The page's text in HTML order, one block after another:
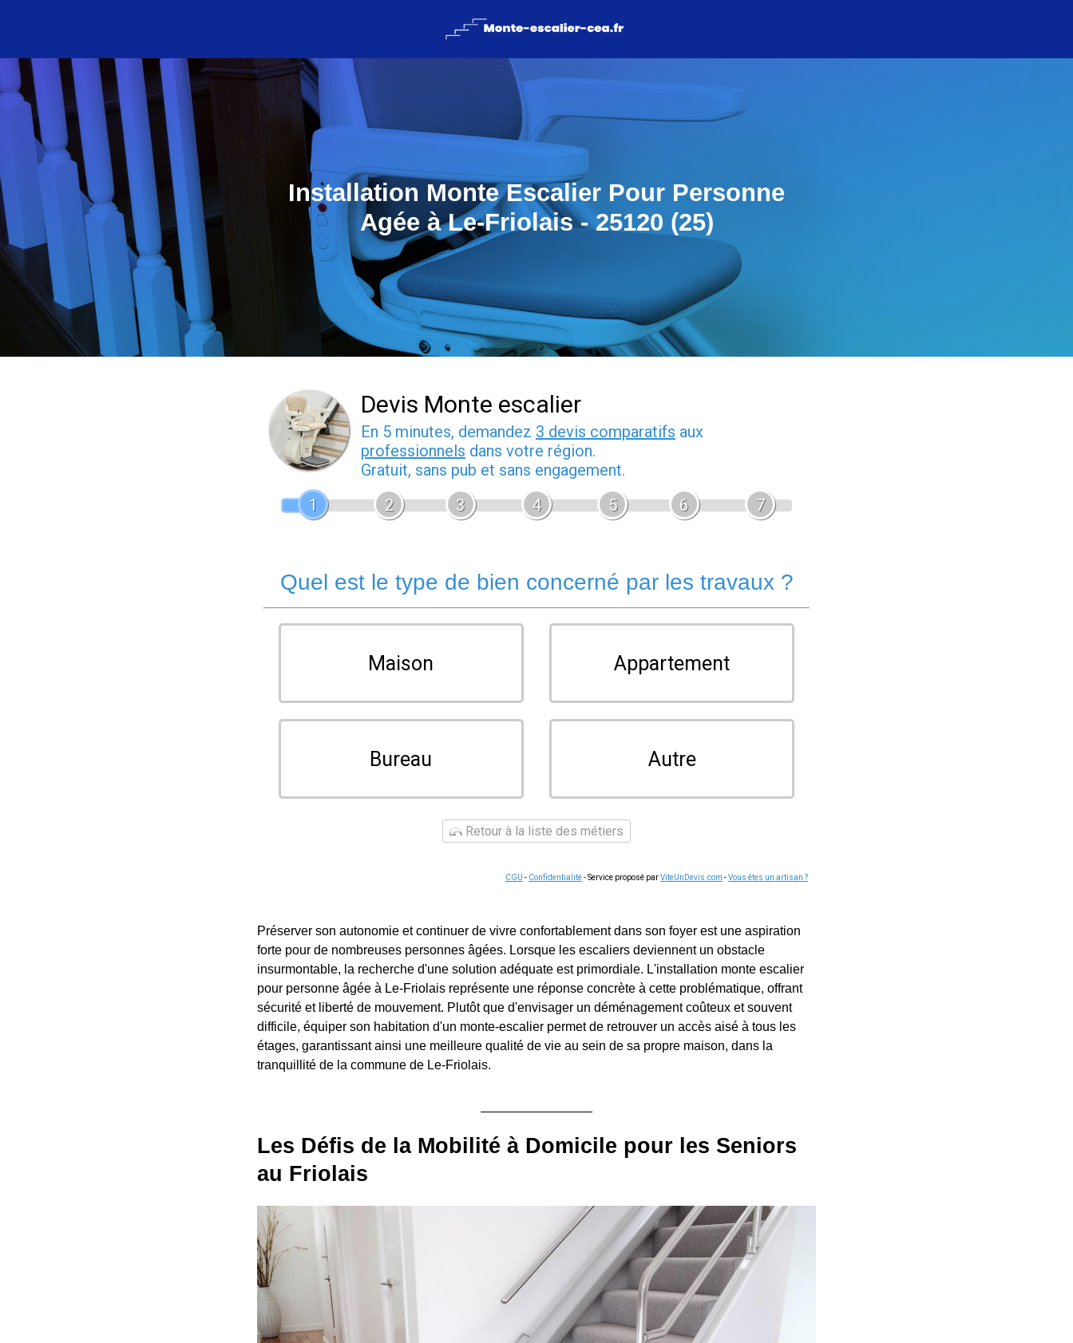
Installation Monte Escalier Pour Personne
Agée à Le-Friolais - 25120 (25)
Devis Monte escalier
En 5 minutes, demandez 3 devis comparatifs aux
professionnels dans votre région.
Gratuit, sans pub et sans engagement.
1
2 3 4 5 6 7
Quel est le type de bien concerné par les travaux ?
Maison Appartement
Bureau Autre
Retour à la liste des métiers
CGU - Confidentialité- Service proposé parViteUnDevis.com -Vous êtes un artisan ?
Préserver son autonomie et continuer de vivre confortablement dans son foyer est une aspiration
forte pour de nombreuses personnes âgées. Lorsque les escaliers deviennent un obstacle
insurmontable, la recherche d'une solution adéquate est primordiale. L'installation monte escalier
pour personne âgée à Le-Friolais représente une réponse concrète à cette problématique, offrant
sécurité et liberté de mouvement. Plutôt que d'envisager un déménagement coûteux et souvent
difficile, équiper son habitation d'un monte-escalier permet de retrouver un accès aisé à tous les
étages, garantissant ainsi une meilleure qualité de vie au sein de sa propre maison, dans la
tranquillité de la commune de Le-Friolais.
Les Défis de la Mobilité à Domicile pour les Seniors
au Friolais